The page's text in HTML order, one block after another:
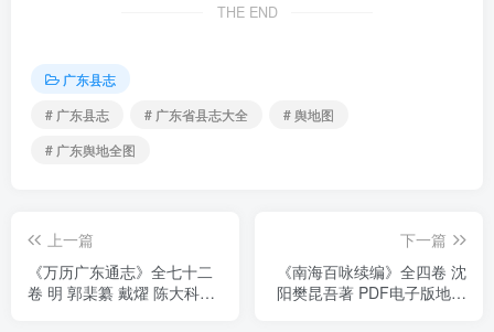
THE END
广东县志
# 广东县志
# 广东省县志大全
# 舆地图
# 广东舆地全图
上一篇
《万历广东通志》全七十二
卷 明 郭棐纂 戴燿 陈大科修
下一篇
《南海百咏续编》全四卷 沈
阳樊昆吾著 PDF电子版地方